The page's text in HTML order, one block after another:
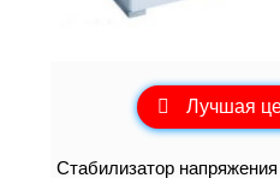
Лучшая
Стабилизатор